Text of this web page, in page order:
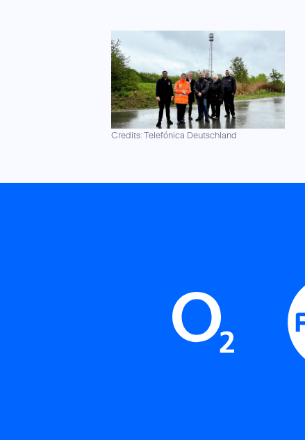
Credits: Telefónica Deutschland